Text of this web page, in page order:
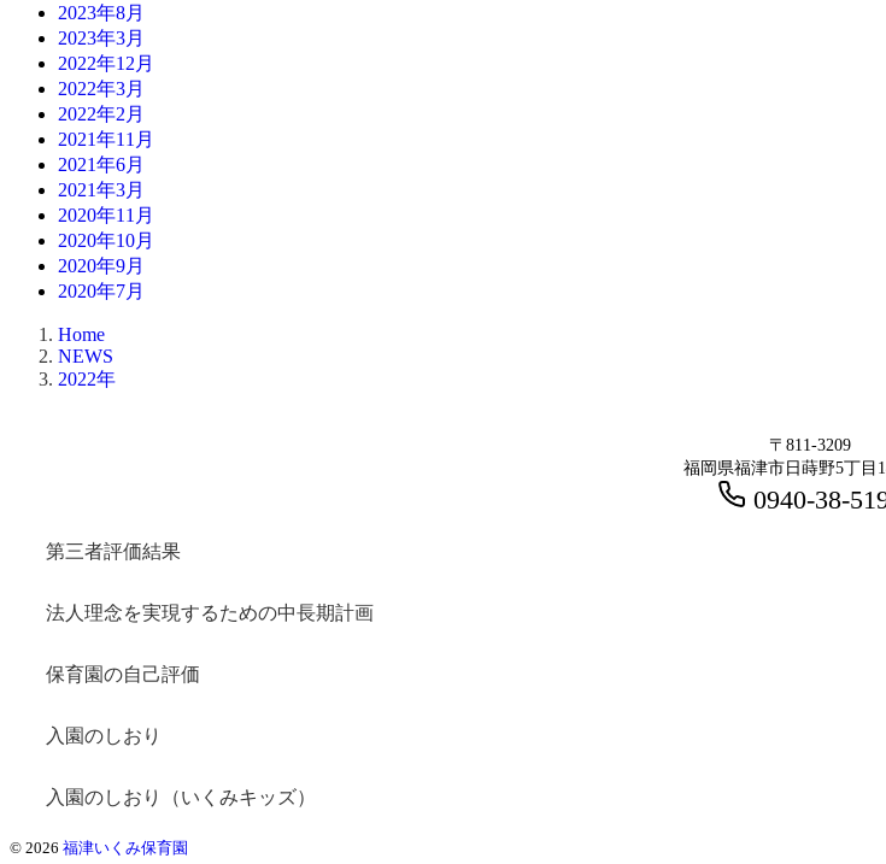
2023年8月
2023年3月
2022年12月
2022年3月
2022年2月
2021年11月
2021年6月
2021年3月
2020年11月
2020年10月
2020年9月
2020年7月
Home
NEWS
2022年
〒811-3209
福岡県福津市日蒔野5丁目
0940-38-
第三者評価結果
法人理念を実現するための中長期計画
保育園の自己評価
入園のしおり
入園のしおり（いくみキッズ）
© 2026 福津いくみ保育園